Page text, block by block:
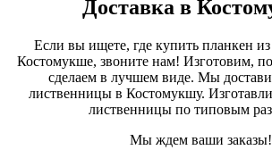
Доставка в
Если вы ищете, где купить планкен
Костомукше, звоните нам! Изготовим,
сделаем в лучшем виде. Мы
лиственницы в Костомукшу.
лиственницы по типовым
Мы ждем ваши заказы!